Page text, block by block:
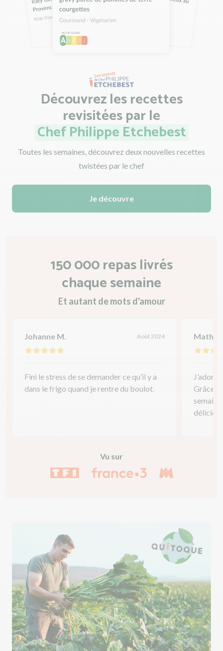
Découvrez les recettes
revisitéespar le
Chef Philippe Etchebest
Toutes les semaines, découvrez deux nouvelles recettes
twistées par le chef
Je découvre
150 000 repas livrés
chaque semaine
Et autant de mots d'amour
Johanne M. Août 2024
Fini le stress de se demander ce qu’il y a
dans le frigo quand je rentre du boulot.
J’adore
Grâce à
Vu sur